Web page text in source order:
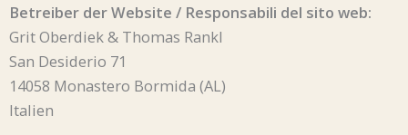
Betreiber der Website / Responsabili del sito web:
Grit Oberdiek & Thomas Rankl
San Desiderio 71
14058 Monastero Bormida (AL)
Italien